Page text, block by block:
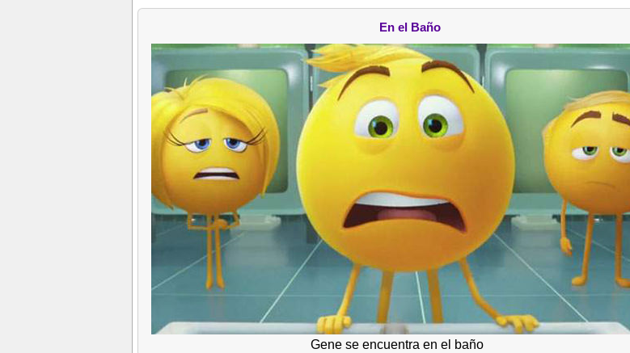
En el Baño
Gene se encuentra en el baño